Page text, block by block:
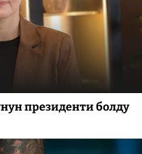
президенти болду